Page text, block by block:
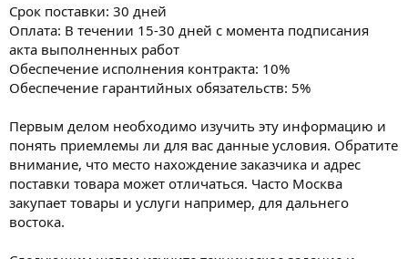
Срок поставки: 30 дней
Оплата: В течении 15-30 дней с момента подписания
акта выполненных работ
Обеспечение исполнения контракта: 10%
Обеспечение гарантийных обязательств: 5%
Первым делом необходимо изучить эту информацию и
понять приемлемы ли для вас данные условия. Обратите
внимание, что место нахождение заказчика и адрес
поставки товара может отличаться. Часто Москва
закупает товары и услуги например, для дальнего
востока.